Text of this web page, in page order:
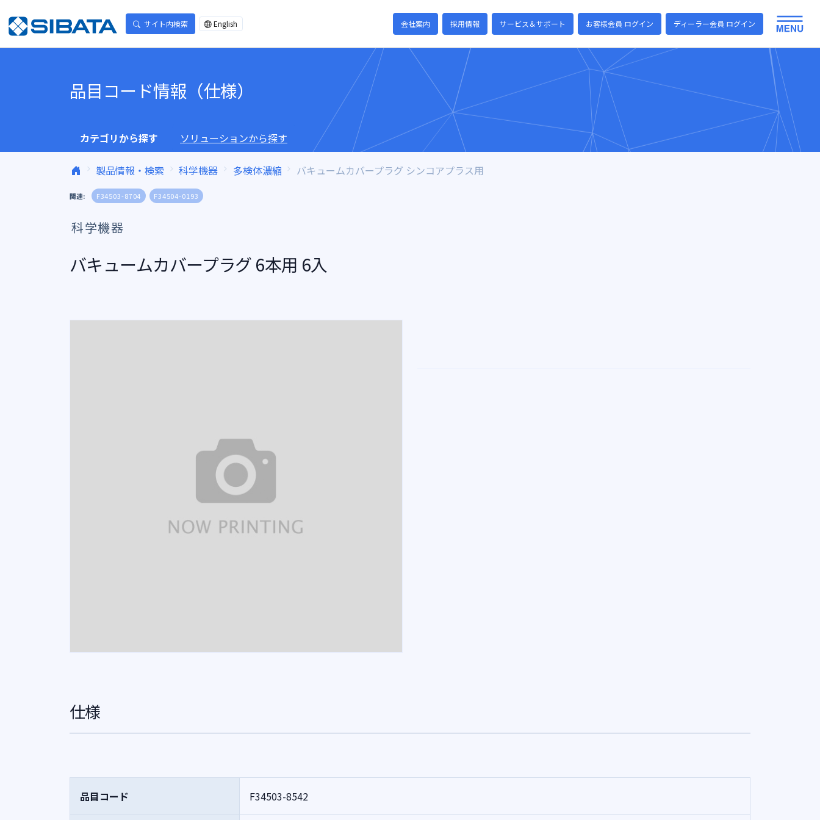
サイト内検索 English 会社案内 採用情報 サービス＆サポート お客様会員 ログイン ディーラー会員 ログイン
品目コード情報（仕様）
カテゴリから探す ソリューションから探す
製品情報・検索 科学機器 多検体濃縮 バキュームカバープラグ シンコアプラス用
関連: F34503-8704 F34504-0193
科学機器
バキュームカバープラグ 6本用 6入
仕様
品目コード F34503-8542